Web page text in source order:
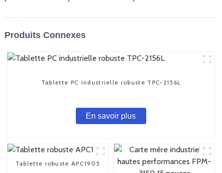
Produits Connexes
Tablette PC industrielle robuste TPC-2156L
En savoir plus
Tablette robuste APC1905